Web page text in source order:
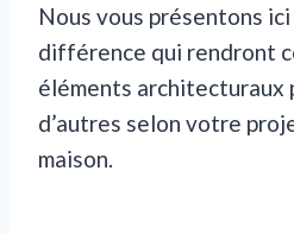
Nous vous présentons
différence qui rendront
éléments architecturaux
d’autres selon votre
maison.